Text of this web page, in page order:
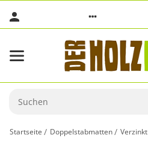
Startseite Doppelstabmatten Verzinkt